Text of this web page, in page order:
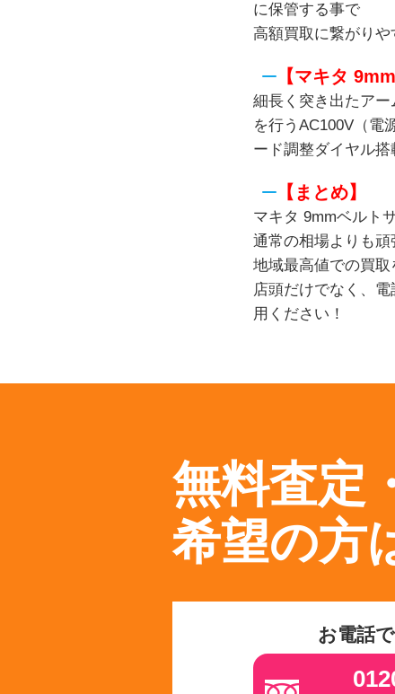
に保管する事で
高額買取に繋がりや
【マキタ
細長く突き出たア
を行うAC100V（電
ード調整ダイヤル搭
【まとめ】
マキタ 9mmベルト
通常の相場よりも頑
地域最高値での買取
店頭だけでなく、
用ください！
無料査定
希望の方
お電話